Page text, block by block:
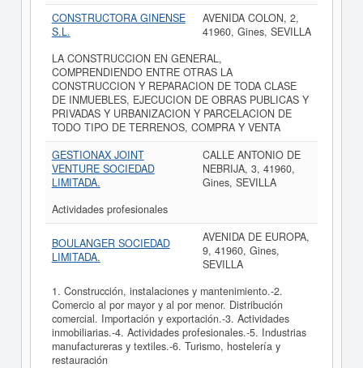
CONSTRUCTORA GINENSE
S.L.
AVENIDA COLON, 2,
41960, Gines, SEVILLA
LA CONSTRUCCION EN GENERAL,
COMPRENDIENDO ENTRE OTRAS LA
CONSTRUCCION Y REPARACION DE TODA CLASE
DE INMUEBLES, EJECUCION DE OBRAS PUBLICAS Y
PRIVADAS Y URBANIZACION Y PARCELACION DE
TODO TIPO DE TERRENOS, COMPRA Y VENTA
GESTIONAX JOINT
VENTURE SOCIEDAD
LIMITADA.
CALLE ANTONIO DE
NEBRIJA, 3, 41960,
Gines, SEVILLA
Actividades profesionales
BOULANGER SOCIEDAD
LIMITADA.
AVENIDA DE EUROPA,
9, 41960, Gines,
SEVILLA
1. Construcción, instalaciones y mantenimiento.-2.
Comercio al por mayor y al por menor. Distribución
comercial. Importación y exportación.-3. Actividades
inmobiliarias.-4. Actividades profesionales.-5. Industrias
manufactureras y textiles.-6. Turismo, hostelería y
restauración